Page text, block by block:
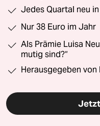
Jedes Quartal neu
Nur 38 Euro im Jahr
Als Prämie Luisa
mutig sind?“
Herausgegeben von